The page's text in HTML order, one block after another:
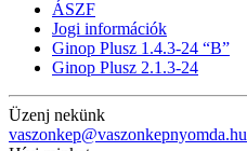
ÁSZF
Jogi információk
Ginop Plusz 1.4.3-24 “B”
Ginop Plusz 2.1.3-24
Üzenj nekünk
vaszonkep@vaszonkepnyomda.hu